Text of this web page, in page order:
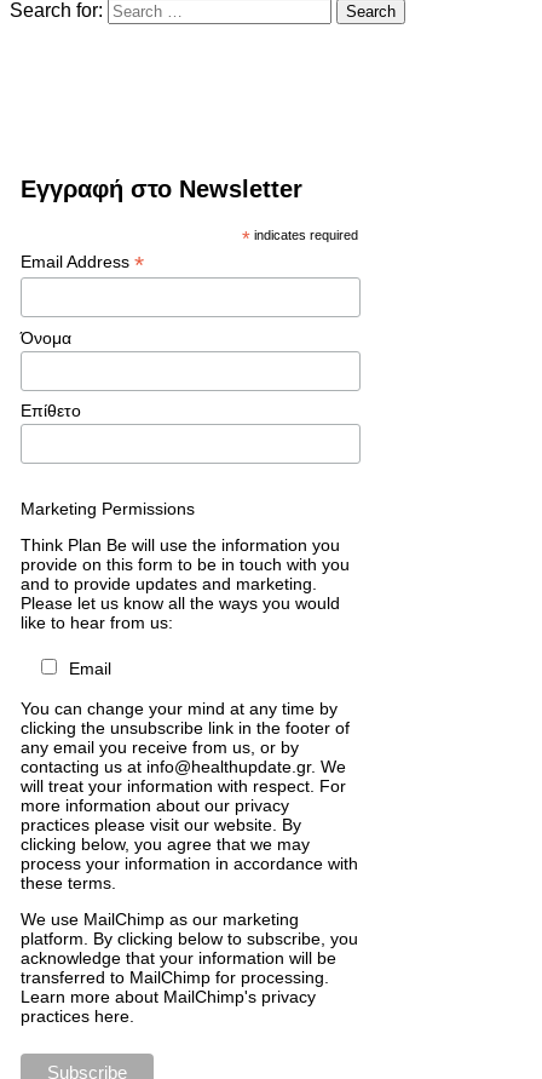
Search for:
Εγγραφή στο Newsletter
* indicates required
Email Address *
Όνομα
Επίθετο
Marketing Permissions
Think Plan Be will use the information you
provide on this form to be in touch with you
and to provide updates and marketing.
Please let us know all the ways you would
like to hear from us:
Email
You can change your mind at any time by
clicking the unsubscribe link in the footer of
any email you receive from us, or by
contacting us at info@healthupdate.gr. We
will treat your information with respect. For
more information about our privacy
practices please visit our website. By
clicking below, you agree that we may
process your information in accordance with
these terms.
We use MailChimp as our marketing
platform
By clicking below to subscribe you
acknowledge that your information will be
transferred to MailChimp for processing
Learn more about MailChimp's privacy
practices here